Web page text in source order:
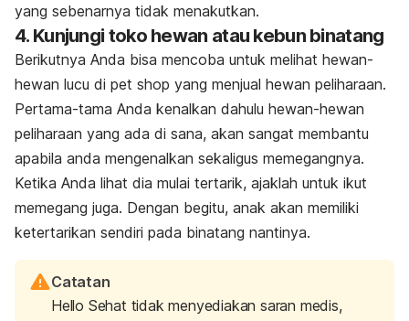
yang sebenarnya tidak menakutkan.
4. Kunjungi toko hewan atau kebun binatang
Berikutnya Anda bisa mencoba untuk melihat hewan-
hewan lucu di pet shop yang menjual hewan peliharaan.
Pertama-tama Anda kenalkan dahulu hewan-hewan
peliharaan yang ada di sana, akan sangat membantu
apabila anda mengenalkan sekaligus memegangnya.
Ketika Anda lihat dia mulai tertarik, ajaklah untuk ikut
memegang juga. Dengan begitu, anak akan memiliki
ketertarikan sendiri pada binatang nantinya.
Catatan
Hello Sehat tidak menyediakan saran medis,